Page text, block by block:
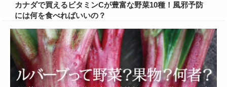
カナダで買えるビタミンCが豊富な野菜10種！風邪予防
には何を食べればいいの？